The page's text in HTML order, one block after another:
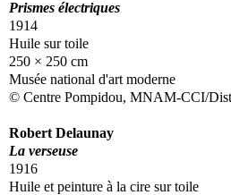
Prismes électriques
1914
Huile sur toile
250 × 250 cm
Musée national d'art moderne
© Centre Pompidou, MNAM-CCI/
Robert Delaunay
La verseuse
1916
Huile et peinture à la cire sur toile